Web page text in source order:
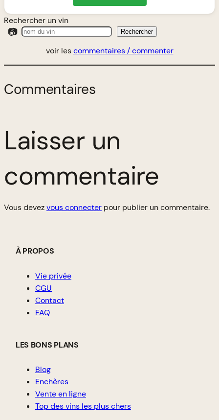
Rechercher un vin
📷 Rechercher
voir lescommentaires / commenter
Commentaires
Laisser un
commentaire
Vous devezvous connecter pour publier un commentaire.
À PROPOS
Vie privée
CGU
Contact
FAQ
LES BONS PLANS
Blog
Enchères
Vente en ligne
Top des vins les plus chers